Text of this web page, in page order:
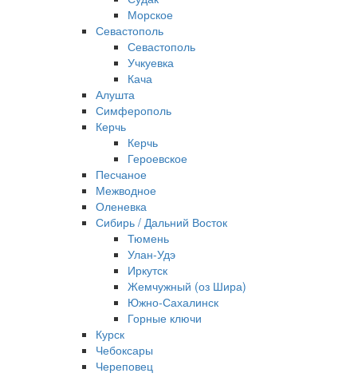
Морское
Севастополь
Севастополь
Учкуевка
Кача
Алушта
Симферополь
Керчь
Керчь
Героевское
Песчаное
Межводное
Оленевка
Сибирь / Дальний Восток
Тюмень
Улан-Удэ
Иркутск
Жемчужный (оз Шира)
Южно‐Сахалинск
Горные ключи
Курск
Чебоксары
Череповец